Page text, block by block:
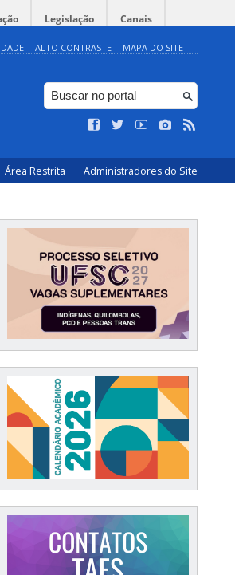
Legislação Canais
ALTO CONTRASTE MAPA DO SITE
Área Restrita Administradores do Site